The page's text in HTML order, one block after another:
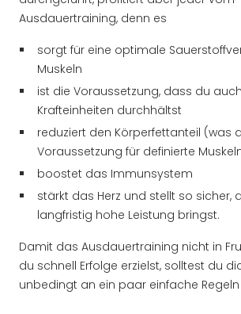
Ausdauertraining, denn es
sorgt für eine optimale
Muskeln
ist die Voraussetzung, dass du
Krafteinheiten durchhältst
reduziert den Körperfettanteil (was
Voraussetzung für definierte
boostet das Immunsystem
stärkt das Herz und stellt so sicher,
langfristig hohe Leistung bringst.
Damit das Ausdauertraining nicht in
du schnell Erfolge erzielst, solltest du
unbedingt an ein paar einfache